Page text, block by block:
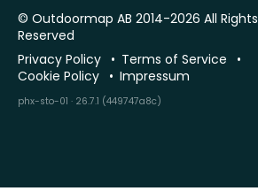
© Outdoormap AB 2014-2026 All Rights
Reserved
Privacy Policy
Terms of Service
Cookie Policy
Impressum
phx-sto-01 · 26.7.1 (449747a8c)